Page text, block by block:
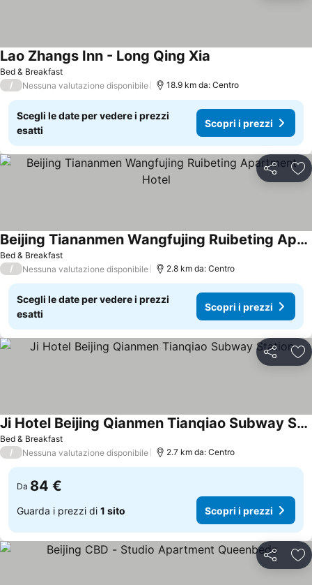
Bed & Breakfast
Lao Zhangs Inn - Long Qing Xia
/ Nessuna valutazione disponibile 18.9 km da: Centro
Scegli le date per vedere i prezzi
esatti
Scopri i prezzi
Condividi
Bed & Breakfast
Beijing Tiananmen Wangfujing Ruibeting Apartment Hotel
/ Nessuna valutazione disponibile 2.8 km da: Centro
Scegli le date per vedere i prezzi
esatti
Scopri i prezzi
Condividi
Bed & Breakfast
Ji Hotel Beijing Qianmen Tianqiao Subway Station
/ Nessuna valutazione disponibile 2.7 km da: Centro
Da 84 €
Guarda i prezzi di 1 sito Scopri i prezzi
Condividi